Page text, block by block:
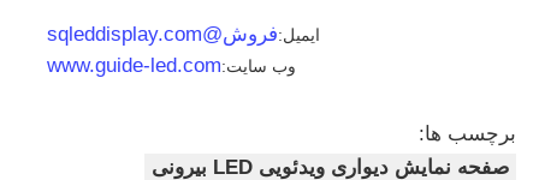
ایمیل:فروش@sqleddisplay.com
وب سایت:www.guide-led.com
برچسب ها:
صفحه نمایش دیواری ویدئویی LED بیرونی